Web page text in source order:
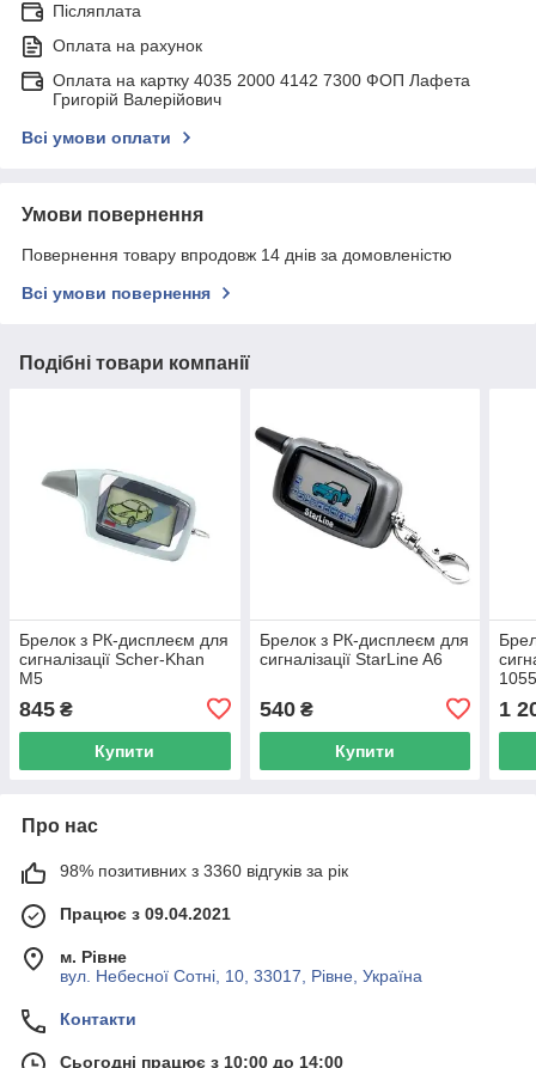
Післяплата
Оплата на рахунок
Оплата на картку 4035 2000 4142 7300 ФОП Лафета
Григорій Валерійович
Всі умови оплати
Умови повернення
Повернення товару впродовж 14 днів за домовленістю
Всі умови повернення
Подібні товари компанії
Брелок з РК-дисплеєм для
сигналізації Scher-Khan
M5
845 ₴
Купити
Брелок з РК-дисплеєм для
сигналізації StarLine A6
540₴
Купити
1
Про нас
98% позитивних з 3360 відгуків за рік
Працює з 09.04.2021
м. Рівне
вул. Небесної Сотні, 10, 33017, Рівне, Україна
Контакти
Сьогодні працює з 10:00 до 14:00